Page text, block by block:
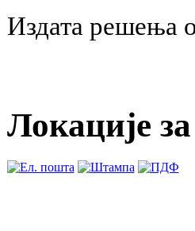
Издата решења
Локације